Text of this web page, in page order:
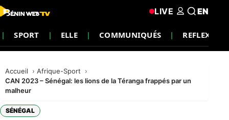
SPORT ELLE COMMUNIQUÉS REFLEXION
LIVE EN
Accueil
Afrique-Sport
CAN 2023 – Sénégal: les lions de la Téranga frappés par un
malheur
SÉNÉGAL